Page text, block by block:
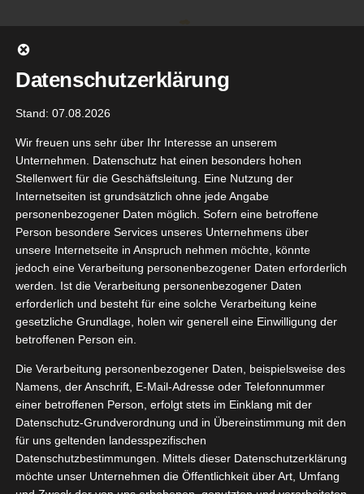
springen
Gehe zu ...
03, 2021
Datenschutzerklärung
Stand: 07.08.2026
Wir freuen uns sehr über Ihr Interesse an unserem
Unternehmen. Datenschutz hat einen besonders hohen
Stellenwert für die Geschäftsleitung. Eine Nutzung der
Internetseiten ist grundsätzlich ohne jede Angabe
personenbezogener Daten möglich. Sofern eine betroffene
Person besondere Services unseres Unternehmens über
unsere Internetseite in Anspruch nehmen möchte, könnte
jedoch eine Verarbeitung personenbezogener Daten erforderlich
werden. Ist die Verarbeitung personenbezogener Daten
erforderlich und besteht für eine solche Verarbeitung keine
gesetzliche Grundlage, holen wir generell eine Einwilligung der
betroffenen Person ein.
Die Verarbeitung personenbezogener Daten, beispielsweise des
Namens, der Anschrift, E-Mail-Adresse oder Telefonnummer
einer betroffenen Person, erfolgt stets im Einklang mit der
Datenschutz-Grundverordnung und in Übereinstimmung mit den
für uns geltenden landesspezifischen
Datenschutzbestimmungen. Mittels dieser Datenschutzerklärung
möchte unser Unternehmen die Öffentlichkeit über Art, Umfang